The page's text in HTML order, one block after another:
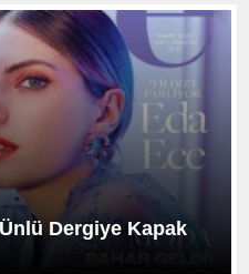
Dergiye Kapak